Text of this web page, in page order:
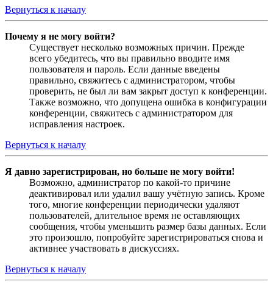
Вернуться к началу
Почему я не могу войти?
Существует несколько возможных причин. Прежде
всего убедитесь, что вы правильно вводите имя
пользователя и пароль. Если данные введены
правильно, свяжитесь с администратором, чтобы
проверить, не был ли вам закрыт доступ к конференции.
Также возможно, что допущена ошибка в конфигурации
конференции, свяжитесь с администратором для
исправления настроек.
Вернуться к началу
Я давно зарегистрирован, но больше не могу войти!
Возможно, администратор по какой-то причине
деактивировал или удалил вашу учётную запись. Кроме
того, многие конференции периодически удаляют
пользователей, длительное время не оставляющих
сообщения, чтобы уменьшить размер базы данных. Если
это произошло, попробуйте зарегистрироваться снова и
активнее участвовать в дискуссиях.
Вернуться к началу